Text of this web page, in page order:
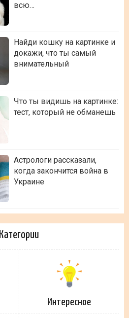
всю…
Найди кошку на картинке и
докажи, что ты самый
внимательный
Что ты видишь на картинке:
тест, который не обманешь
Астрологи рассказали,
когда закончится война в
Украине
Категории
Интересное